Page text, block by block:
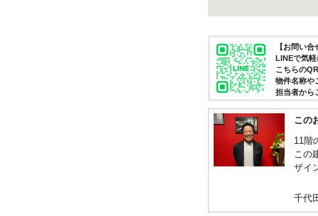
【お問い
LINEで気
こちらの
物件名称や
担当者から
この
11階
この
ザイ
千代